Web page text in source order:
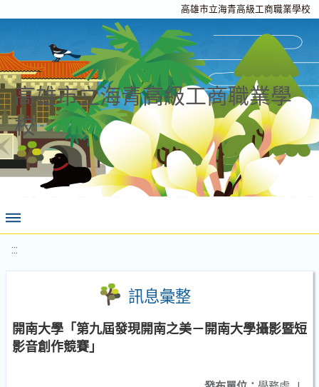
高雄市立海青高級工商職業學校
高雄市立海青高級工商職業學
校
:::
訊息彙整
開南大學「第九屆發現開南之美－開南大學攝影暨短
影音創作競賽」